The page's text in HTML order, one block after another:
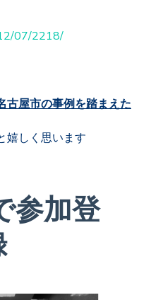
07/2218/
古屋市の事例を踏まえた
嬉しく思います
参加登